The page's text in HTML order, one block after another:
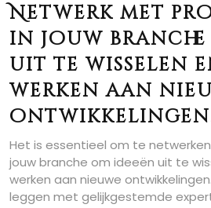
Netwerk met
in jouw branche
uit te wisselen
werken aan
Het is essentieel om te
jouw branche om ideeën uit te
werken aan nieuwe
leggen met gelijkgestemde